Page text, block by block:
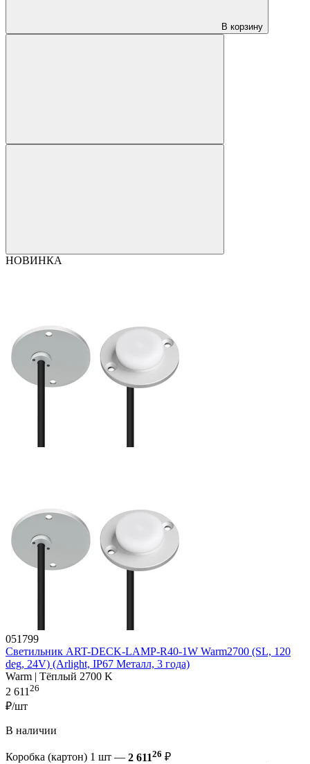
В корзину
НОВИНКА
051799
Светильник ART-DECK-LAMP-R40-1W Warm2700 (SL, 120
deg, 24V) (Arlight, IP67 Металл, 3 года)
Warm | Тёплый 2700 K
2 61126
₽/шт
В наличии
Коробка (картон) 1 шт — 2 61126 ₽